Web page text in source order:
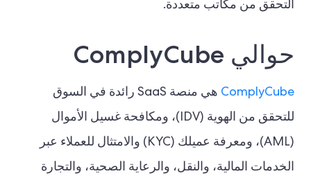
التحقق من مكاتب متعددة.
حوالي ComplyCube
ComplyCube
هي منصة SaaS رائدة في السوق
للتحقق من الهوية (IDV)، ومكافحة غسيل الأموال
(AML)، ومعرفة عميلك (KYC) والامتثال للعملاء عبر
الخدمات المالية، والنقل، والرعاية الصحية، والتجارة